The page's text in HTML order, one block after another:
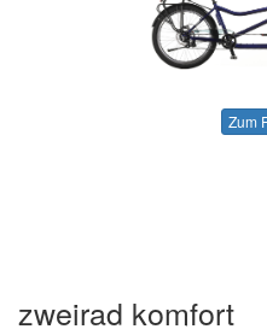
Zum
zweirad komfort